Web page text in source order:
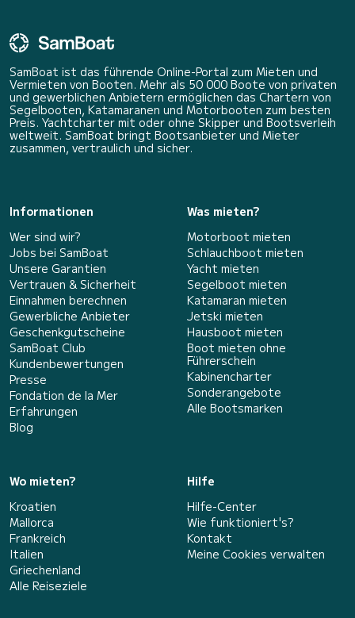
SamBoat ist das führende Online-Portal zum Mieten und
Vermieten von Booten. Mehr als 50 000 Boote von privaten
und gewerblichen Anbietern ermöglichen das Chartern von
Segelbooten, Katamaranen und Motorbooten zum besten
Preis. Yachtcharter mit oder ohne Skipper und Bootsverleih
weltweit. SamBoat bringt Bootsanbieter und Mieter
zusammen, vertraulich und sicher.
Informationen
Wer sind wir?
Jobs bei SamBoat
Unsere Garantien
Vertrauen & Sicherheit
Einnahmen berechnen
Gewerbliche Anbieter
Geschenkgutscheine
SamBoat Club
Kundenbewertungen
Presse
Fondation de la Mer
Erfahrungen
Blog
Was mieten?
Motorboot mieten
Schlauchboot mieten
Yacht mieten
Segelboot mieten
Katamaran mieten
Jetski mieten
Hausboot mieten
Boot mieten ohne
Führerschein
Kabinencharter
Sonderangebote
Alle Bootsmarken
Wo mieten?
Kroatien
Mallorca
Frankreich
Italien
Griechenland
Alle Reiseziele
Hilfe
Hilfe-Center
Wie funktioniert's?
Kontakt
Meine Cookies verwalten